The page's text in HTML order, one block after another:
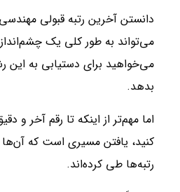
دانستن آخرین رتبه قبولی
می‌تواند به طور کلی یک
می‌خواهید برای دستیابی به این
بدهد.
اما مهم‌تر از اینکه تا رقم آخر و
کنید، یافتن مسیری است که
رتبه‌ها طی کرده‌اند.